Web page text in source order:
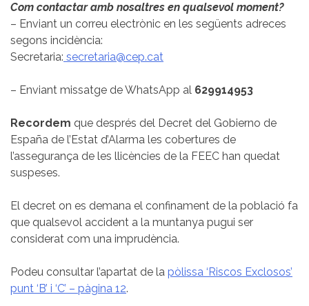
Com contactar amb nosaltres en qualsevol moment?
– Enviant un correu electrònic en les següents adreces
segons incidència:
Secretaria: secretaria@cep.cat
– Enviant missatge de WhatsApp al 629914953
Recordem que després del Decret del Gobierno de
España de l’Estat d’Alarma les cobertures de
l’assegurança de les llicències de la FEEC han quedat
suspeses.
El decret on es demana el confinament de la població fa
que qualsevol accident a la muntanya pugui ser
considerat com una imprudència.
Podeu consultar l’apartat de la pòlissa ‘Riscos Exclosos’
punt ‘B’ i ‘C’ – pàgina 12.